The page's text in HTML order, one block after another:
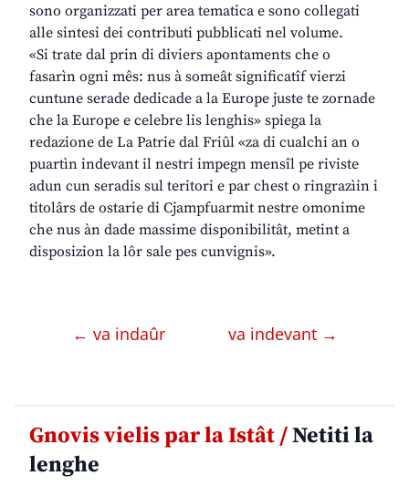
sono organizzati per area tematica e sono collegati
alle sintesi dei contributi pubblicati nel volume.
«Si trate dal prin di diviers apontaments che o
fasarìn ogni mês: nus à someât significatîf vierzi
cuntune serade dedicade a la Europe juste te zornade
che la Europe e celebre lis lenghis» spiega la
redazione de La Patrie dal Friûl «za di cualchi an o
puartìn indevant il nestri impegn mensîl pe riviste
adun cun seradis sul teritori e par chest o ringrazìin i
titolârs de ostarie di Cjampfuarmit nestre omonime
che nus àn dade massime disponibilitât, metint a
disposizion la lôr sale pes cunvignis».
← va indaûr va indevant →
Gnovis vielis par la Istât /Netiti la
lenghe